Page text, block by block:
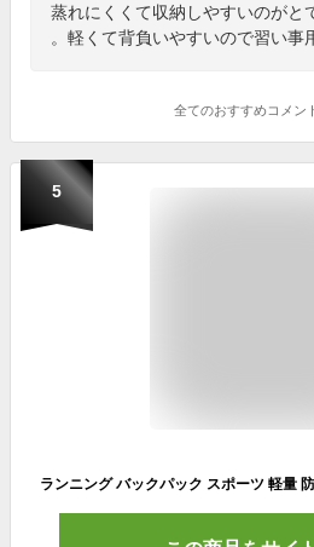
蒸れにくくて収納しやすいのがと
。軽くて背負いやすいので習い事
全てのおすすめコメン
5